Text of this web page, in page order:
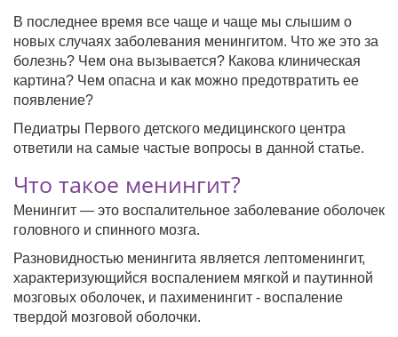
В последнее время все чаще и чаще мы слышим о
новых случаях заболевания менингитом. Что же это за
болезнь? Чем она вызывается? Какова клиническая
картина? Чем опасна и как можно предотвратить ее
появление?
Педиатры Первого детского медицинского центра
ответили на самые частые вопросы в данной статье.
Что такое менингит?
Менингит — это воспалительное заболевание оболочек
головного и спинного мозга.
Разновидностью менингита является лептоменингит,
характеризующийся воспалением мягкой и паутинной
мозговых оболочек, и пахименингит - воспаление
твердой мозговой оболочки.